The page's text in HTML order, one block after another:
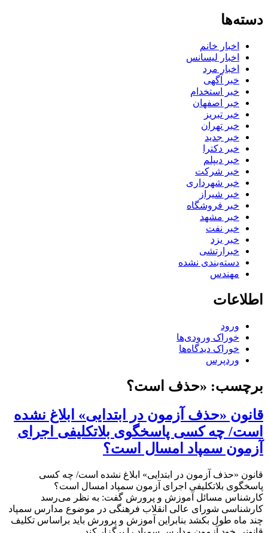
دسته‌ها
اخبار خانم
اخبار لیسانس
اخبار مرد
خبر آگهی
خبر استخدام
خبر اصفهان
خبر تبریز
خبر تهران
خبر جدید
خبر دکترا
خبر دیپلم
خبر شرکت
خبر شهرداری
خبر شیراز
خبر فروشگاه
خبر مشهد
خبر نفت
خبر یزد
خبرارتشی
دسته‌بندی نشده
مهندس
اطلاعات
ورود
خوراک ورودی‌ها
خوراک دیدگاه‌ها
وردپرس
برچسب: «حذف است؟
قانون «حذف آزمون در ابتدایی» ابلاغ نشده
است/ چه کسی پاسخگوی بلاتکلیفی اجرای
آزمون سمپاد امسال است؟
قانون «حذف آزمون در ابتدایی» ابلاغ نشده است/ چه کسی
پاسخگوی بلاتکلیفی اجرای آزمون سمپاد امسال است؟
کارشناس مسائل آموزش و پرورش گفت: به نظر می‌رسد
کارشناسی شورای عالی انقلاب فرهنگی در موضوع مدارس سمپاد
چند ماه طول بکشد بنابراین آموزش و پرورش باید براساس تکلیف